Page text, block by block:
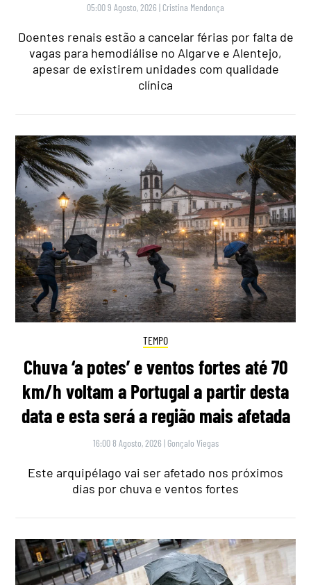
05:00 9 Agosto, 2026 | Cristina Mendonça
Doentes renais estão a cancelar férias por falta de
vagas para hemodiálise no Algarve e Alentejo,
apesar de existirem unidades com qualidade
clínica
TEMPO
Chuva ‘a potes’ e ventos fortes até 70
km/h voltam a Portugal a partir desta
data e esta será a região mais afetada
16:00 8 Agosto, 2026 | Gonçalo Viegas
Este arquipélago vai ser afetado nos próximos
dias por chuva e ventos fortes